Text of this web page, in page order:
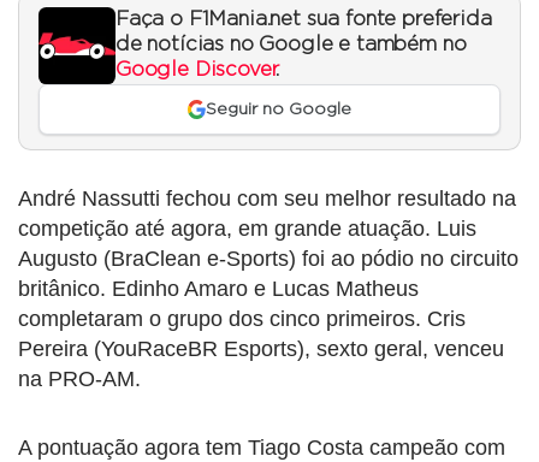
Faça o F1Mania.net sua fonte preferida
de notícias no Google e também no
Google Discover.
Seguir no Google
André Nassutti fechou com seu melhor resultado na
competição até agora, em grande atuação. Luis
Augusto (BraClean e-Sports) foi ao pódio no circuito
britânico. Edinho Amaro e Lucas Matheus
completaram o grupo dos cinco primeiros. Cris
Pereira (YouRaceBR Esports), sexto geral, venceu
na PRO-AM.
A pontuação agora tem Tiago Costa campeão com